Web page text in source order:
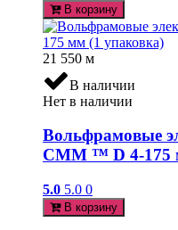
В корзину
21 550 м
В наличии
Нет в наличии
Вольфрамовые
СММ ™ D 4-175
5.0 5.0 0
В корзину